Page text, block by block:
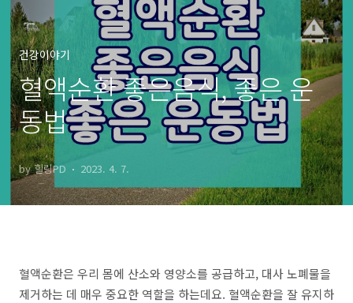
건강이야기
혈액순환 좋은음식, 좋은 운
동법
by 힐링PD 2023. 4. 7.
혈액순환은 우리 몸에 산소와 영양소를 공급하고, 대사 노폐물을
제거하는 데 매우 중요한 역할을 하는데요. 혈액순환을 잘 유지하